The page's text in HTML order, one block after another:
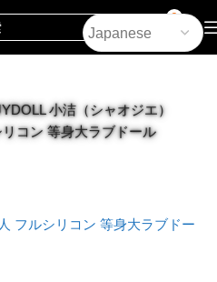
0
小洁（シャオジエ）
コン 等身大ラブドール